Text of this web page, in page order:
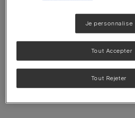
Vidéos associées
Je personnalise
Tout Rejeter
Tout Accepter